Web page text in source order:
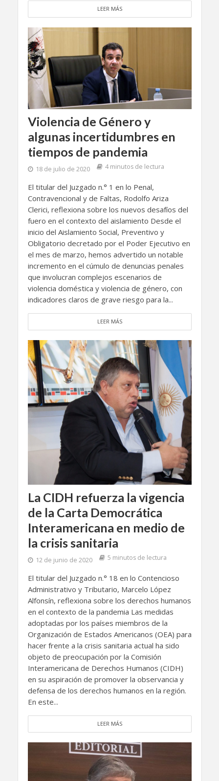
LEER MÁS
Violencia de Género y
algunas incertidumbres en
tiempos de pandemia
18 de julio de 2020 4 minutos de lectura
El titular del Juzgado n.° 1 en lo Penal,
Contravencional y de Faltas, Rodolfo Ariza
Clerici, reflexiona sobre los nuevos desafíos del
fuero en el contexto del aislamiento Desde el
inicio del Aislamiento Social, Preventivo y
Obligatorio decretado por el Poder Ejecutivo en
el mes de marzo, hemos advertido un notable
incremento en el cúmulo de denuncias penales
que involucran complejos escenarios de
violencia doméstica y violencia de género, con
indicadores claros de grave riesgo para la...
LEER MÁS
La CIDH refuerza la vigencia
de la Carta Democrática
Interamericana en medio de
la crisis sanitaria
12 de junio de 2020 5 minutos de lectura
El titular del Juzgado n.° 18 en lo Contencioso
Administrativo y Tributario, Marcelo López
Alfonsín, reflexiona sobre los derechos humanos
en el contexto de la pandemia Las medidas
adoptadas por los países miembros de la
Organización de Estados Americanos (OEA) para
hacer frente a la crisis sanitaria actual ha sido
objeto de preocupación por la Comisión
Interamericana de Derechos Humanos (CIDH)
en su aspiración de promover la observancia y
defensa de los derechos humanos en la región.
En este...
LEER MÁS